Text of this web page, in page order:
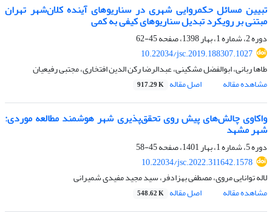
تبیین مسائل حکمروایی شهری در سناریوهای آینده کلان‌شهر تهران
مبتنی بر رویکرد تبدیل سناریوهای کیفی به کمی
دوره 2، شماره 1، بهار 1398، صفحه
45-62
10.22034/jsc.2019.188307.1027
طاها ربانی، ابوالفضل مشکینی، عبدالرضا رکن الدین افتخاری، مجتبی رفیعیان
مشاهده مقاله
اصل مقاله 917.29 K
واکاوی چالش‌های پیش روی تحقق‌پذیری شهر هوشمند مطالعه موردی:
شهر مشهد
دوره 5، شماره 1، بهار 1401، صفحه
45-58
10.22034/jsc.2022.311642.1578
لاله توانایی مروی، مصطفی بهزادفر، سید مجید مفیدی شمیرانی
مشاهده مقاله
اصل مقاله 548.62 K